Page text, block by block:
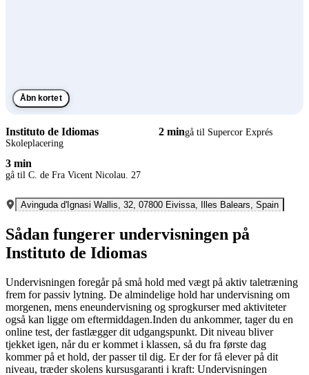
Åbn kortet
Instituto de Idiomas
Skoleplacering
2 mingå til Supercor Exprés
3 min
gå til C. de Fra Vicent Nicolau. 27
Avinguda d'Ignasi Wallis, 32, 07800 Eivissa, Illes Balears, Spain
Sådan fungerer undervisningen på
Instituto de Idiomas
Undervisningen foregår på små hold med vægt på aktiv taletræning
frem for passiv lytning. De almindelige hold har undervisning om
morgenen, mens eneundervisning og sprogkurser med aktiviteter
også kan ligge om eftermiddagen.Inden du ankommer, tager du en
online test, der fastlægger dit udgangspunkt. Dit niveau bliver
tjekket igen, når du er kommet i klassen, så du fra første dag
kommer på et hold, der passer til dig. Er der for få elever på dit
niveau, træder skolens kursusgaranti i kraft: Undervisningen